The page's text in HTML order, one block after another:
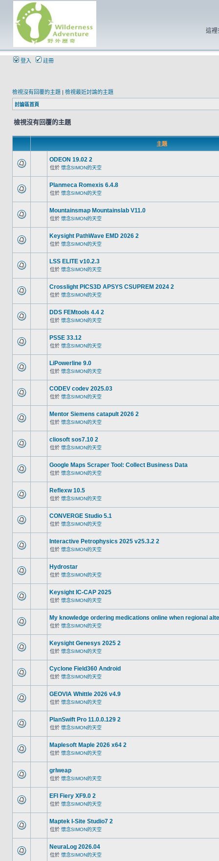
這裡
登入 註冊
檢視沒有回覆的主題 | 檢視最近討論的主題
討論區首頁
檢視沒有回覆的主題
主題
ODEON 19.02 2
位於 懷念SIMON的天空
Planmeca Romexis 6.4.8
位於 懷念SIMON的天空
Mountainsmap Mountainslab V11.0
位於 懷念SIMON的天空
Keysight PathWave EMD 2026 2
位於 懷念SIMON的天空
LSS ELITE v10.2.3
位於 懷念SIMON的天空
Crosslight PICS3D APSYS CSUPREM 2024 2
位於 懷念SIMON的天空
DDS FEMtools 4.4 2
位於 懷念SIMON的天空
PSSE 33.12
位於 懷念SIMON的天空
LiPowerline 9.0
位於 懷念SIMON的天空
CODEV codev 2025.03
位於 懷念SIMON的天空
Mentor Siemens catapult 2026 2
位於 懷念SIMON的天空
cliosoft sos7.10 2
位於 懷念SIMON的天空
Google Maps Scraper Tool: Collect Business Data
位於 懷念SIMON的天空
Reflexw 10.5
位於 懷念SIMON的天空
CONVERGE Studio 5.1
位於 懷念SIMON的天空
Interactive Petrophysics 2025 v25.3.2 2
位於 懷念SIMON的天空
Hydrostar
位於 懷念SIMON的天空
Keysight IC-CAP 2025
位於 懷念SIMON的天空
My knowledge ordering medications online when regional
位於 懷念SIMON的天空
Keysight Genesys 2025 2
位於 懷念SIMON的天空
Cyclone Field360 Android
位於 懷念SIMON的天空
GEOVIA Whittle 2026 v4.9
位於 懷念SIMON的天空
PlanSwift Pro 11.0.0.129 2
位於 懷念SIMON的天空
Maplesoft Maple 2026 x64 2
位於 懷念SIMON的天空
grlweap
位於 懷念SIMON的天空
EFI Fiery XF9.0 2
位於 懷念SIMON的天空
Maptek I-Site Studio7 2
位於 懷念SIMON的天空
NeuraLog 2026.04
位於 懷念SIMON的天空